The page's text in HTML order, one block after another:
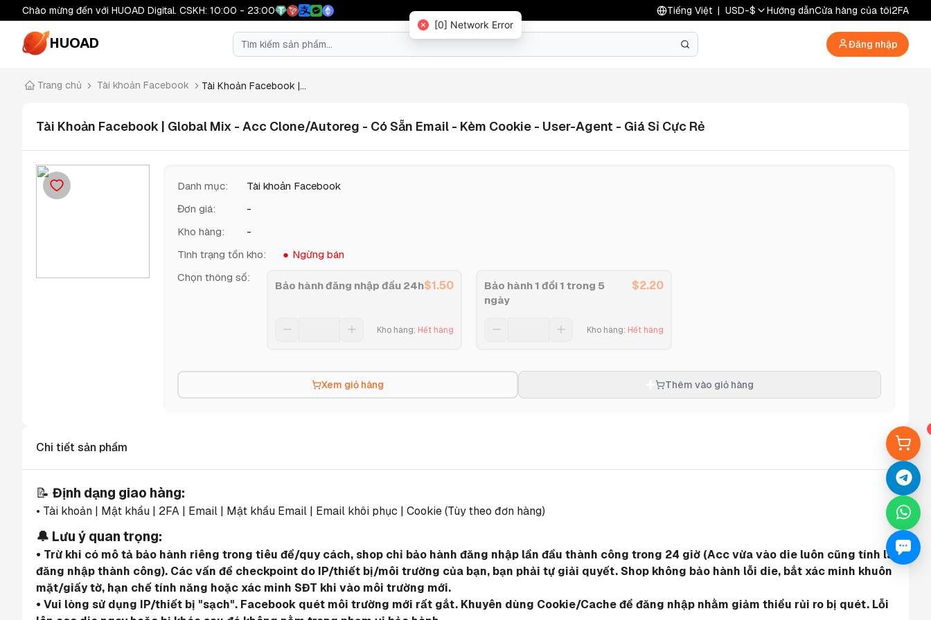
Chào mừng đến với HUOAD Digital. CSKH: 10:00 - 23:00 Tiếng Việt | USD-$ Hướng dẫnCửa hàng của tôi2FA
HUOAD Đăng nhập
Trang chủ Tài khoản Facebook Tài Khoản Facebook |...
Tài Khoản Facebook | Global Mix - Acc Clone/Autoreg - Có Sẵn Email - Kèm Cookie - User-Agent - Giá Sỉ Cực Rẻ
Danh mục:
Tài khoản Facebook
Đơn giá:
-
Kho hàng:
-
Tình trạng tồn kho:
Ngừng bán
Chọn thông số:
Bảo hành đăng nhập đầu 24h$1.50
Kho hàng: Hết hàng
Bảo hành 1 đổi 1 trong 5
ngày
$2.20
Kho hàng: Hết hàng
Xem giỏ hàng Thêm vào giỏ hàng
Chi tiết sản phẩm
📝 Định dạng giao hàng:
• Tài khoản | Mật khẩu | 2FA | Email | Mật khẩu Email | Email khôi phục | Cookie (Tùy theo đơn hàng)
🔔 Lưu ý quan trọng:
• Trừ khi có mô tả bảo hành riêng trong tiêu đề/quy cách, shop chỉ bảo hành đăng nhập lần đầu thành công trong 24 giờ (Acc vừa vào die luôn cũng tính là
đăng nhập thành công). Các vấn đề checkpoint do IP/thiết bị/môi trường của bạn, bạn phải tự giải quyết. Shop không bảo hành lỗi die, bắt xác minh khuôn
mặt/giấy tờ, hạn chế tính năng hoặc xác minh SĐT khi vào môi trường mới.
• Vui lòng sử dụng IP/thiết bị "sạch". Facebook quét môi trường mới rất gắt. Khuyên dùng Cookie/Cache để đăng nhập nhằm giảm thiểu rủi ro bị quét. Lỗi
[0] Network Error